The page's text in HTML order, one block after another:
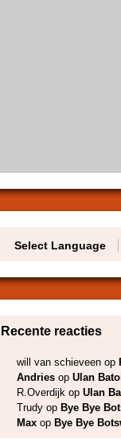
Select Language
Recente reacties
will van schieveen op
Andries op Ulan
R.Overdijk op Ulan
Trudy op Bye Bye
Max op Bye Bye